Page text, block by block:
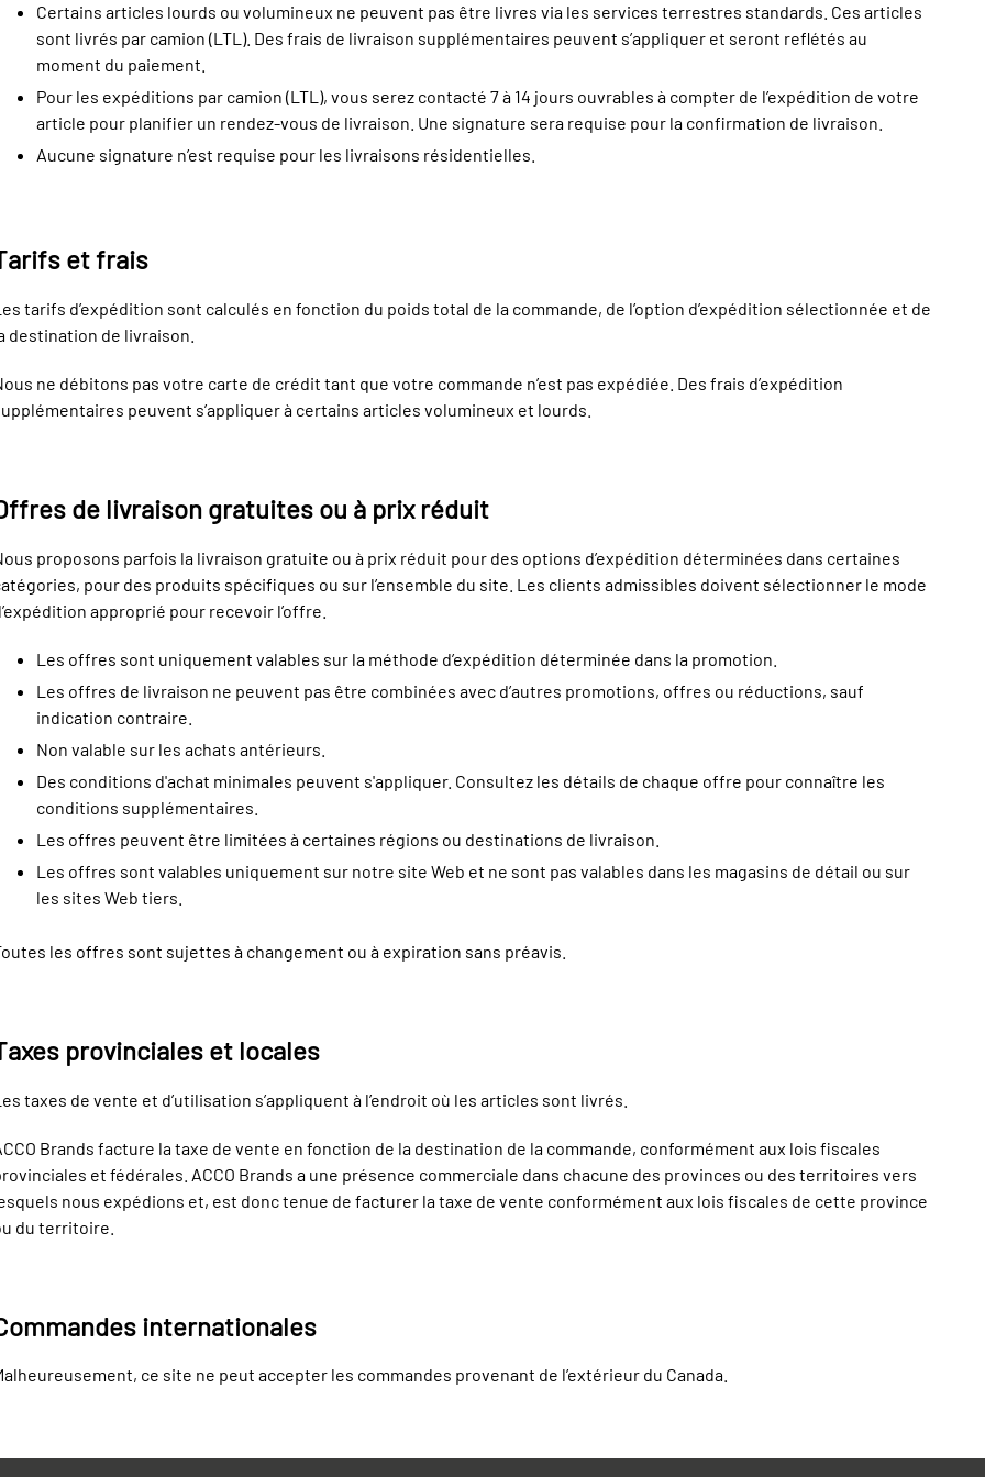
Certains articles lourds ou volumineux ne peuvent pas être livres via les services terrestres standards. Ces articles
sont livrés par camion (LTL). Des frais de livraison supplémentaires peuvent s’appliquer et seront reflétés au
moment du paiement.
Pour les expéditions par camion (LTL), vous serez contacté 7 à 14 jours ouvrables à compter de l’expédition de votre
article pour planifier un rendez-vous de livraison. Une signature sera requise pour la confirmation de livraison.
Aucune signature n’est requise pour les livraisons résidentielles.
et frais
tarifs d’expédition sont calculés en fonction du poids total de la commande, de l’option d’expédition sélectionnée et de
destination de livraison.
ne débitons pas votre carte de crédit tant que votre commande n’est pas expédiée. Des frais d’expédition
peuvent s’appliquer à certains articles volumineux et lourds.
de livraison gratuites ou à prix réduit
proposons parfois la livraison gratuite ou à prix réduit pour des options d’expédition déterminées dans certaines
pour des produits spécifiques ou sur l’ensemble du site. Les clients admissibles doivent sélectionner le mode
approprié pour recevoir l’offre.
Les offres sont uniquement valables sur la méthode d’expédition déterminée dans la promotion.
Les offres de livraison ne peuvent pas être combinées avec d’autres promotions, offres ou réductions, sauf
indication contraire.
Non valable sur les achats antérieurs.
Des conditions d'achat minimales peuvent s'appliquer. Consultez les détails de chaque offre pour connaître les
conditions supplémentaires.
Les offres peuvent être limitées à certaines régions ou destinations de livraison.
Les offres sont valables uniquement sur notre site Web et ne sont pas valables dans les magasins de détail ou sur
les sites Web tiers.
les offres sont sujettes à changement ou à expiration sans préavis.
provinciales et locales
taxes de vente et d’utilisation s’appliquent à l’endroit où les articles sont livrés.
Brands facture la taxe de vente en fonction de la destination de la commande, conformément aux lois fiscales
et fédérales. ACCO Brands a une présence commerciale dans chacune des provinces ou des territoires vers
nous expédions et, est donc tenue de facturer la taxe de vente conformément aux lois fiscales de cette province
du territoire.
internationales
ce site ne peut accepter les commandes provenant de l’extérieur du Canada.